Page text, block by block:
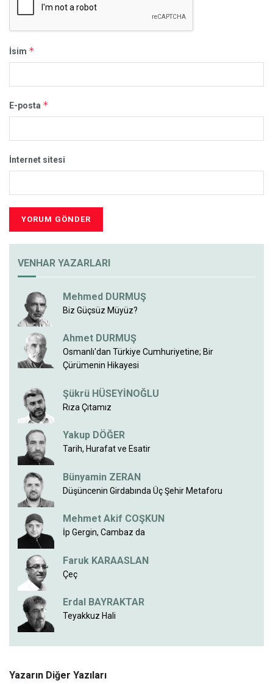
İsim *
E-posta *
İnternet sitesi
VENHAR YAZARLARI
Mehmed DURMUŞ
Biz Güçsüz Müyüz?
Ahmet DURMUŞ
Osmanlı'dan Türkiye Cumhuriyetine; Bir
Çürümenin Hikayesi
Şükrü HÜSEYİNOĞLU
Rıza Çıtamız
Yakup DÖĞER
Tarih, Hurafat ve Esatir
Bünyamin ZERAN
Düşüncenin Girdabında Üç Şehir Metaforu
Mehmet Akif COŞKUN
İp Gergin, Cambaz da
Faruk KARAASLAN
Çeç
Erdal BAYRAKTAR
Teyakkuz Hali
Yazarın Diğer Yazıları